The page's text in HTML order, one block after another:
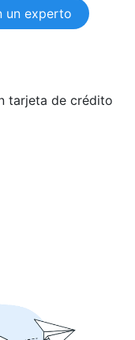
un experto
tarjeta de crédito